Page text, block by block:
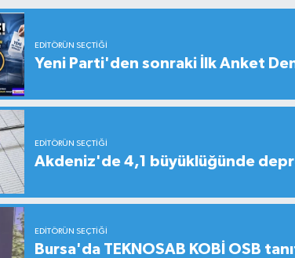
EDITÖRÜN SEÇTIĞI
Yeni Parti'den sonraki İlk Anket
EDITÖRÜN SEÇTIĞI
Akdeniz'de 4,1 büyüklüğünde
EDITÖRÜN SEÇTIĞI
Bursa'da TEKNOSAB KOBİ OSB